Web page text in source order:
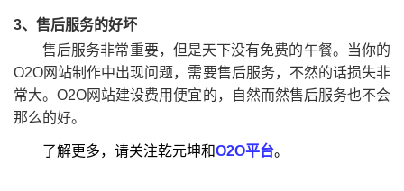
3、售后服务的好坏
售后服务非常重要，但是天下没有免费的午餐。当你的
O2O网站制作中出现问题，需要售后服务，不然的话损失非
常大。O2O网站建设费用便宜的，自然而然售后服务也不会
那么的好。
了解更多，请关注乾元坤和O2O平台。